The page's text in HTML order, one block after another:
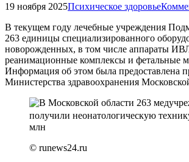
19 ноября 2025Психическое здоровье
В текущем году лечебные учреждения
263 единицы специализированного
новорожденных, в том числе аппараты
реанимационные комплексы и фетальные
Информация об этом была предоставлена
Министерства здравоохранения
© runews24.ru